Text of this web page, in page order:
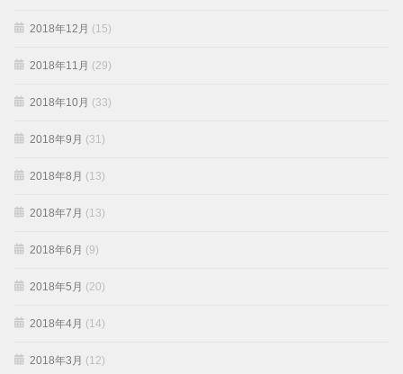
2018年12月 (15)
2018年11月 (29)
2018年10月 (33)
2018年9月 (31)
2018年8月 (13)
2018年7月 (13)
2018年6月 (9)
2018年5月 (20)
2018年4月 (14)
2018年3月 (12)